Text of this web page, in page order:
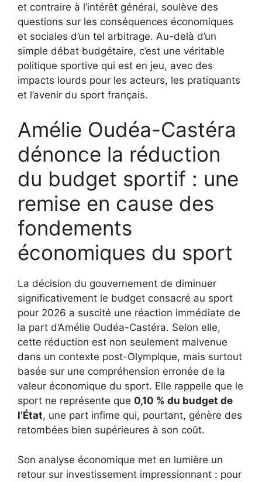
et contraire à l’intérêt général, soulève des
questions sur les conséquences économiques
et sociales d’un tel arbitrage. Au-delà d’un
simple débat budgétaire, c’est une véritable
politique sportive qui est en jeu, avec des
impacts lourds pour les acteurs, les pratiquants
et l’avenir du sport français.
Amélie Oudéa-Castéra
dénonce la réduction
du budget sportif : une
remise en cause des
fondements
économiques du sport
La décision du gouvernement de diminuer
significativement le budget consacré au sport
pour 2026 a suscité une réaction immédiate de
la part d’Amélie Oudéa-Castéra. Selon elle,
cette réduction est non seulement malvenue
dans un contexte post-Olympique, mais surtout
basée sur une compréhension erronée de la
valeur économique du sport. Elle rappelle que le
sport ne représente que 0,10 % du budget de
l’État, une part infime qui, pourtant, génère des
retombées bien supérieures à son coût.
Son analyse économique met en lumière un
retour sur investissement impressionnant : pour